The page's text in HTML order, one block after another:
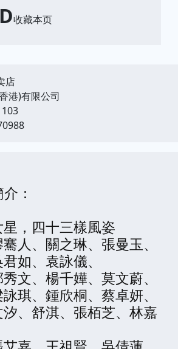
收藏本页
店
港)有限公司
：
，四十三樣風姿
人、關之琳、張曼玉、
如、袁詠儀、
文、楊千嬅、莫文蔚、
琪、鍾欣桐、蔡卓妍、
、舒淇、張栢芝、林嘉